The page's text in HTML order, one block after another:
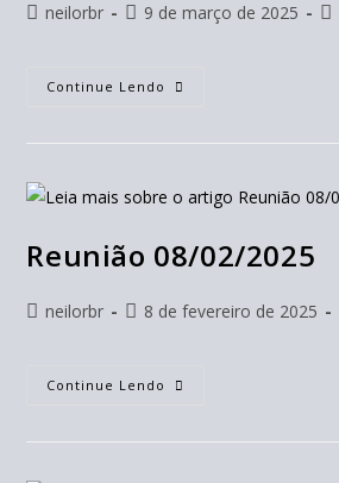
neilorbr 9 de março de 2025
Continue Lendo
Reunião 08/02/2025
neilorbr 8 de fevereiro de 2025
Continue Lendo